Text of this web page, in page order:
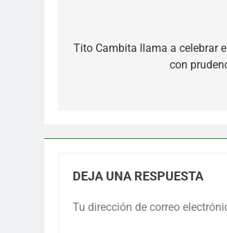
de
Tito Cambita llama a celebrar
con
DEJA UNA RESPUESTA
Tu dirección de correo